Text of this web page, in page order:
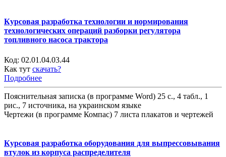
Курсовая разработка технологии и нормирования
технологических операций разборки регулятора
топливного насоса трактора
Код: 02.01.04.03.44
Как тут скачать?
Подробнее
Пояснительная записка (в программе Word) 25 с., 4 табл., 1
рис., 7 источника, на украинском языке
Чертежи (в программе Компас) 7 листа плакатов и чертежей
Курсовая разработка оборудования для выпрессовывания
втулок из корпуса распределителя